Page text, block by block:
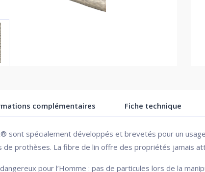
complémentaires Fiche technique
sont spécialement développés et brevetés pour un
de prothèses. La fibre de lin offre des propriétés jamais
dangereux pour l’Homme : pas de particules lors de la